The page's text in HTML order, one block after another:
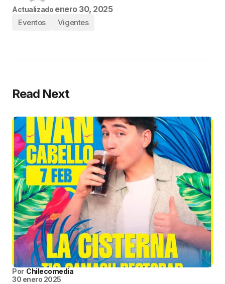
Actualizado enero 30, 2025
Eventos Vigentes
Read Next
Por Chilecomedia
30 enero 2025